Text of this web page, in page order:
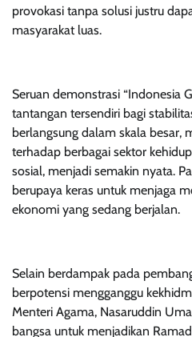
provokasi tanpa solusi justru
masyarakat luas.
Seruan demonstrasi “Indonesia
tantangan tersendiri bagi
berlangsung dalam skala besar,
terhadap berbagai sektor
sosial, menjadi semakin nyata.
berupaya keras untuk menjaga
ekonomi yang sedang berjalan.
Selain berdampak pada
berpotensi mengganggu
Menteri Agama, Nasaruddin
bangsa untuk menjadikan